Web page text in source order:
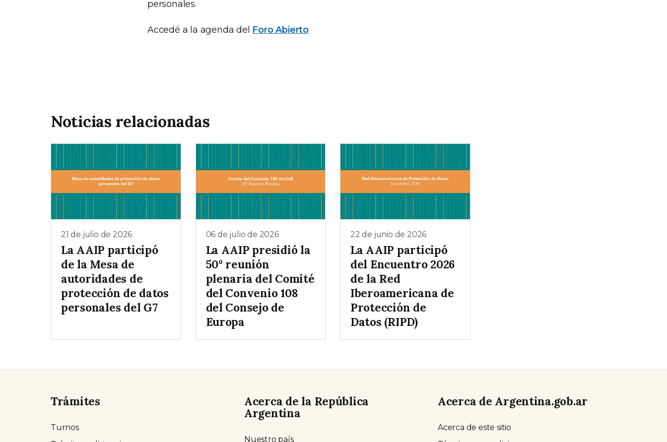
personales.
Accedé a la agenda del Foro Abierto
Noticias relacionadas
21 de julio de 2026
La AAIP participó
de la Mesa de
autoridades de
protección de datos
personales del G7
06 de julio de 2026
La AAIP presidió la
50° reunión
plenaria del Comité
del Convenio 108
del Consejo de
Europa
22 de junio de 2026
La AAIP participó
del Encuentro 2026
de la Red
Iberoamericana de
Protección de
Datos (RIPD)
Trámites
Turnos
Acerca de la República
Argentina
Nuestro país
Acerca de Argentina.gob.ar
Acerca de este sitio